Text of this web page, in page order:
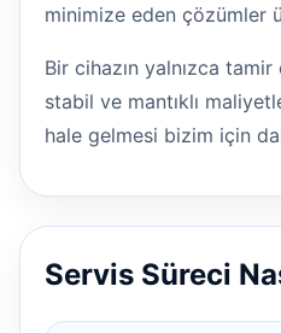
minimize eden çözümler
Bir cihazın yalnızca
stabil ve mantıklı
hale gelmesi bizim için
Servis Süreci